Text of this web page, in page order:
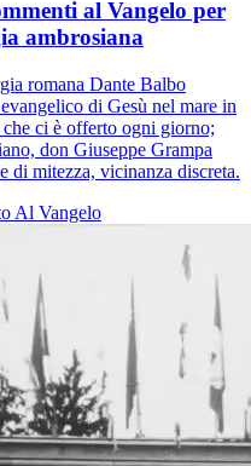
al Vangelo per
ambrosiana
romana Dante Balbo
di Gesù nel mare in
ci è offerto ogni giorno;
don Giuseppe Grampa
mitezza, vicinanza discreta.
Al Vangelo